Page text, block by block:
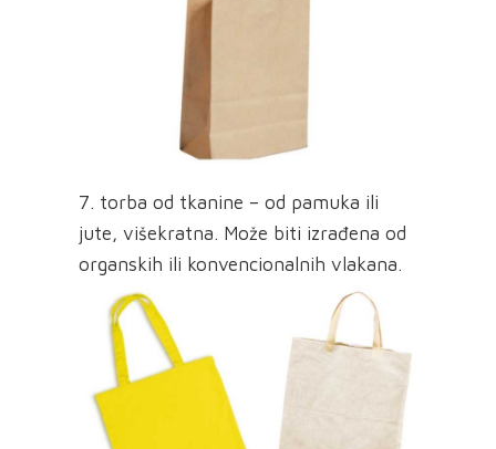
7. torba od tkanine – od pamuka ili
jute, višekratna. Može biti izrađena od
organskih ili konvencionalnih vlakana.